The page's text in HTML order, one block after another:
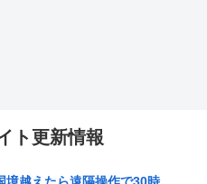
ト更新情報